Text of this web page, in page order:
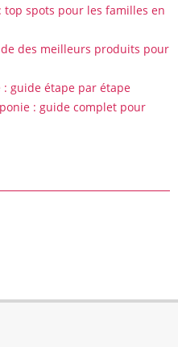
top spots pour les familles en
des meilleurs produits pour
guide étape par étape
: guide complet pour